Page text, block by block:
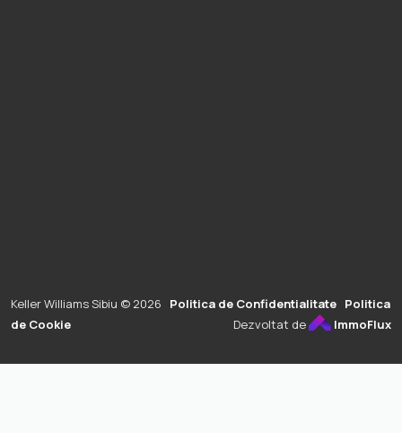
Keller Williams Sibiu © 2026 Politica de Confidentialitate Politica
de Cookie
Dezvoltat de ImmoFlux